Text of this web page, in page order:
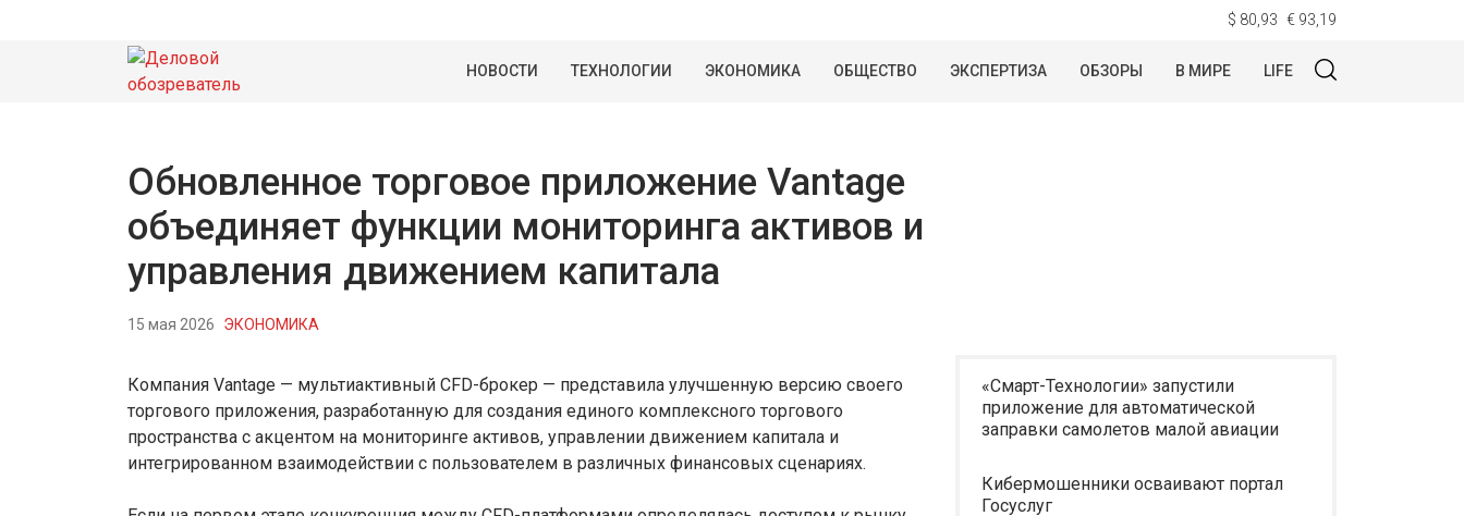
$ 80,93 € 93,19
НОВОСТИ ТЕХНОЛОГИИ ЭКОНОМИКА ОБЩЕСТВО ЭКСПЕРТИЗА ОБЗОРЫ В МИРЕ LIFE
Обновленное торговое приложение Vantage
объединяет функции мониторинга активов и
управления движением капитала
15 мая 2026 ЭКОНОМИКА
Компания Vantage — мультиактивный CFD-брокер — представила улучшенную версию своего
торгового приложения, разработанную для создания единого комплексного торгового
пространства с акцентом на мониторинге активов, управлении движением капитала и
интегрированном взаимодействии с пользователем в различных финансовых сценариях.
«Смарт-Технологии» запустили
приложение для автоматической
заправки самолетов малой авиации
Кибермошенники осваивают портал
Госуслуг